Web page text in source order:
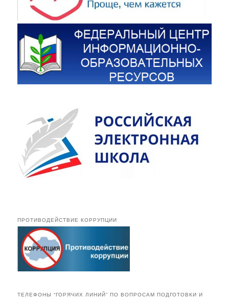
ПРОТИВОДЕЙСТВИЕ КОРРУПЦИИ
ТЕЛЕФОНЫ “ГОРЯЧИХ ЛИНИЙ” ПО ВОПРОСАМ ПОДГОТОВКИ И